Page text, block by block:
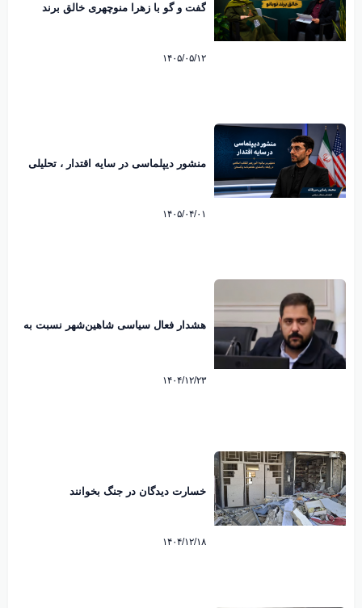
گفت و گو با زهرا منوچهری خالق برند
۱۴۰۵/۰۵/۱۲
منشور دیپلماسی در سایه اقتدار ، تحلیلی
میرقائد کارشناس مسائل سیاسی
۱۴۰۵/۰۴/۰۱
هشدار فعال سیاسی شاهین‌شهر نسبت به
۱۴۰۴/۱۲/۲۳
خسارت دیدگان در جنگ بخوانند
۱۴۰۴/۱۲/۱۸